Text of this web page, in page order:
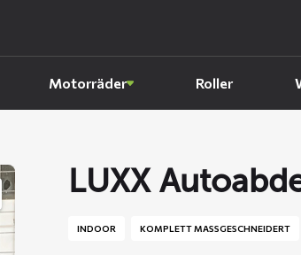
Motorräder Roller
LUXX
INDOOR KOMPLETT MASSGESCHNEIDERT